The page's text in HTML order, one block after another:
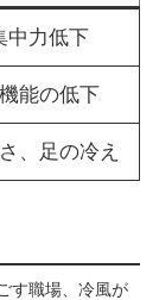
中力低下
能の低下
、足の冷え
す職場、冷風が